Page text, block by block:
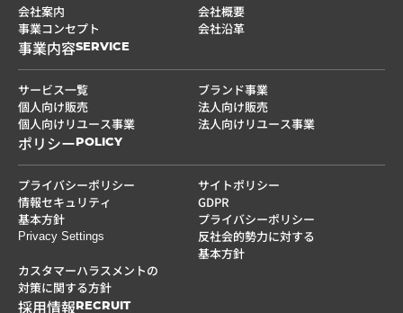
会社案内
会社概要
事業コンセプト
会社沿革
SERVICE
事業内容
サービス一覧
ブランド事業
個人向け販売
法人向け販売
個人向けリユース事業
法人向けリユース事業
POLICY
ポリシー
プライバシーポリシー
サイトポリシー
情報セキュリティ
基本方針
GDPR
プライバシーポリシー
Privacy Settings
反社会的勢力に対する
基本方針
カスタマーハラスメントの
対策に関する方針
RECRUIT
採用情報